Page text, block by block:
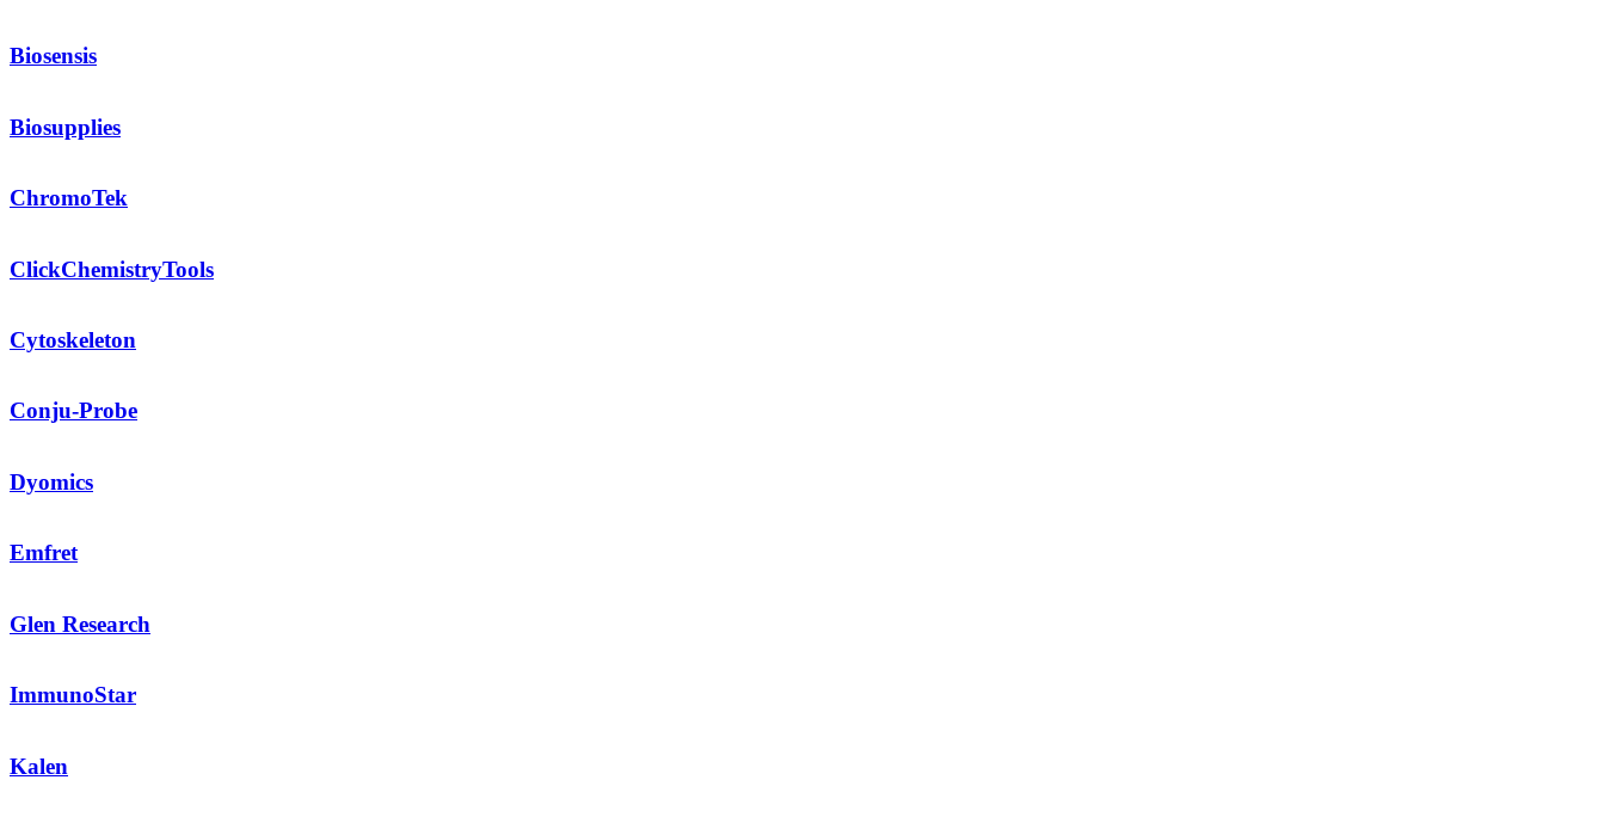
Biosensis
Biosupplies
ChromoTek
ClickChemistryTools
Cytoskeleton
Conju-Probe
Dyomics
Emfret
Glen Research
ImmunoStar
Kalen